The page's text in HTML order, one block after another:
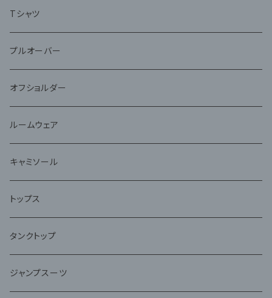
Tシャツ
プルオーバー
オフショルダー
ルームウェア
キャミソール
トップス
タンクトップ
ジャンプスーツ